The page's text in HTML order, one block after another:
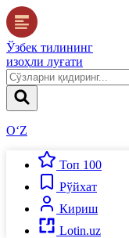
Ўзбек тилининг
изоҳли луғати
O‘Z
Топ 100
Рўйхат
Кириш
Lotin.uz